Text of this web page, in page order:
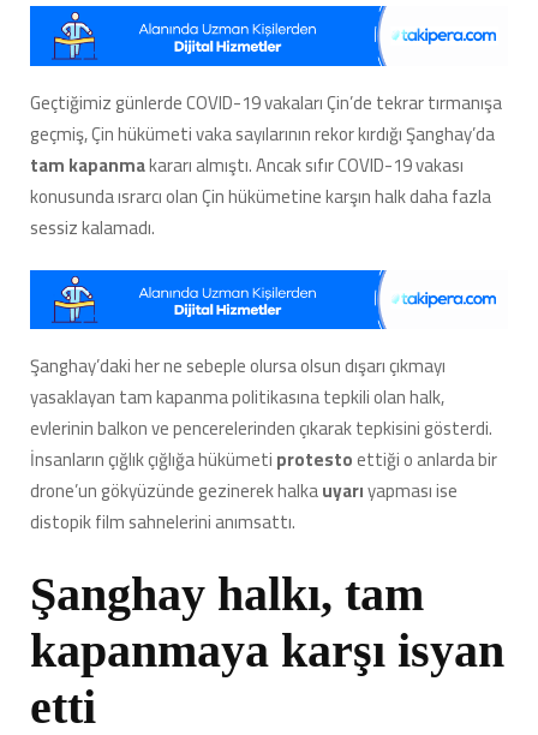
Karantinadan
Gelen
Distopik
Görüntüler,
‘Her
Şey
Yeniden
mi
Başlıyor’
için
Geçtiğimiz günlerde COVID-19 vakaları Çin’de tekrar tırmanışa
geçmiş, Çin hükümeti vaka sayılarının rekor kırdığı Şanghay’da
tam kapanmakararı almıştı. Ancak sıfır COVID-19 vakası
konusunda ısrarcı olan Çin hükümetine karşın halk daha fazla
sessiz kalamadı.
Şanghay’daki her ne sebeple olursa olsun dışarı çıkmayı
yasaklayan tam kapanma politikasına tepkili olan halk,
evlerinin balkon ve pencerelerinden çıkarak tepkisini gösterdi.
İnsanların çığlık çığlığa hükümetiprotestoettiği o anlarda bir
drone’un gökyüzünde gezinerek halkauyarıyapması ise
distopik film sahnelerini anımsattı.
Şanghay halkı, tam
kapanmaya karşı isyan
etti